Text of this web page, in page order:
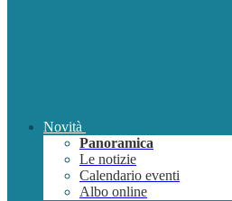
Novità
Panoramica
Le notizie
Calendario eventi
Albo online